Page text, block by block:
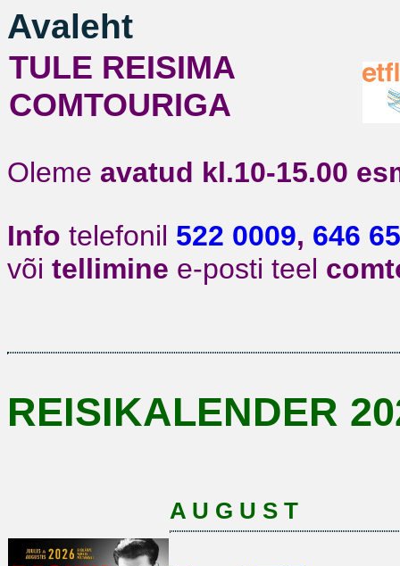
Avaleht
TULE REISIMA
COMTOURIGA
Oleme avatud kl.10-15.00
Info telefonil 522 0009, 646
või tellimine e-posti teel
REISIKALENDER
A U G U S T